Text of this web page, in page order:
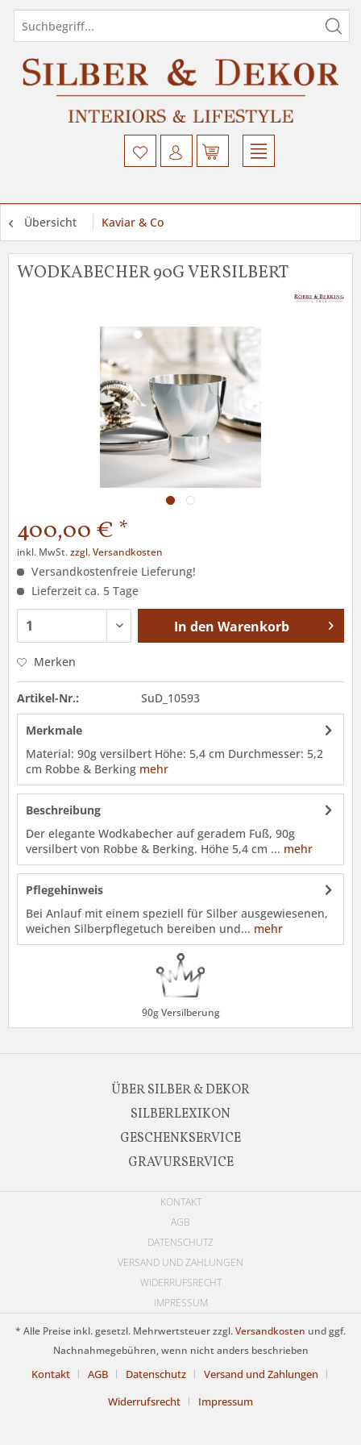
Übersicht Kaviar & Co
WODKABECHER 90G VERSILBERT
400,00 € *
inkl. MwSt.zzgl. Versandkosten
Versandkostenfreie Lieferung!
Lieferzeit ca. 5 Tage
In den Warenkorb
Merken
Artikel-Nr.: SuD_10593
Merkmale
Material: 90g versilbert Höhe: 5,4 cm Durchmesser: 5,2
cm Robbe & Berking mehr
Beschreibung
Der elegante Wodkabecher auf geradem Fuß, 90g
versilbert von Robbe & Berking. Höhe 5,4 cm ... mehr
Pflegehinweis
Bei Anlauf mit einem speziell für Silber ausgewiesenen,
weichen Silberpflegetuch bereiben und... mehr
90g Versilberung
ÜBER SILBER & DEKOR
SILBERLEXIKON
GESCHENKSERVICE
GRAVURSERVICE
KONTAKT
AGB
DATENSCHUTZ
VERSAND UND ZAHLUNGEN
WIDERRUFSRECHT
IMPRESSUM
* Alle Preise inkl. gesetzl. Mehrwertsteuer zzgl.Versandkosten und ggf.
Nachnahmegebühren, wenn nicht anders beschrieben
Kontakt AGB Datenschutz
Versand und Zahlungen
Widerrufsrecht
Impressum